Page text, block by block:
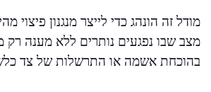
מודל זה הונהג כדי לייצר מנגנון פיצוי
מצב שבו נפגעים נותרים ללא מענה
בהוכחת אשמה או התרשלות של צד